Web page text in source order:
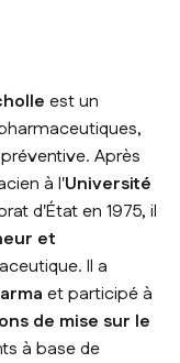
est un
Après
à l'Université
d'État en 1975, il
et
Il a
et participé à
de mise sur le
à base de